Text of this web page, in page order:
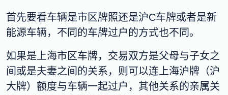
首先要看车辆是市区牌照还是沪C车牌或者是新
能源车辆，不同的车牌过户的方式也不同。
如果是上海市区车牌，交易双方是父母与子女之
间或是夫妻之间的关系，则可以连上海沪牌（沪
大牌）额度与车辆一起过户，其他关系的亲属关